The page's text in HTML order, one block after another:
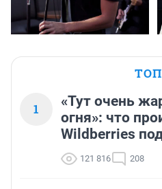
1
«Тут очень
огня»: что
Wildberries
121 816 208